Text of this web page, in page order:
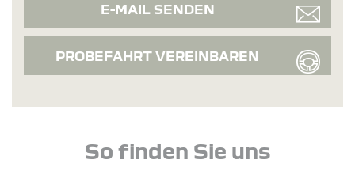
E-MAIL SENDEN
PROBEFAHRT VEREINBAREN
So finden Sie uns